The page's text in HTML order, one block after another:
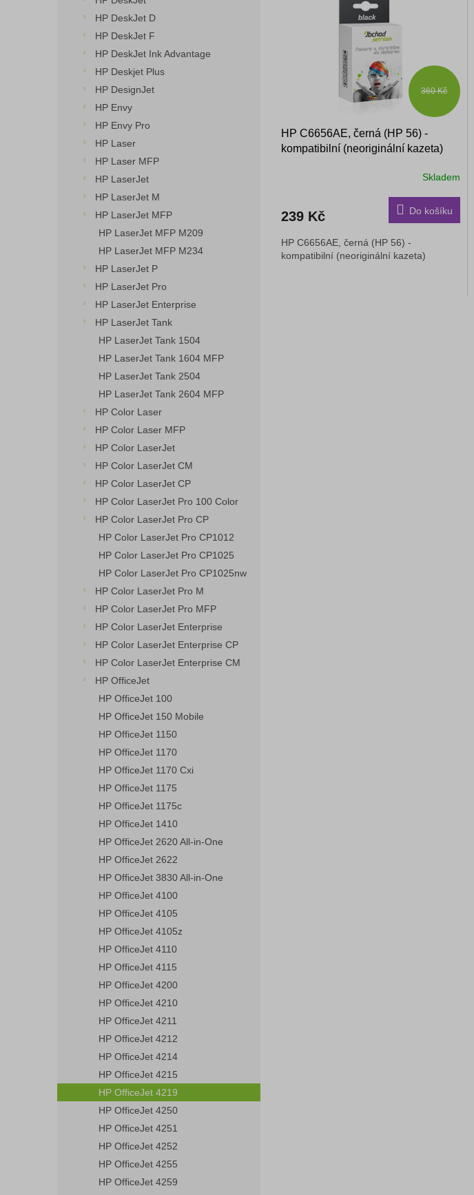
HP DeskJet D
HP DeskJet F
HP DeskJet Ink Advantage
HP Deskjet Plus
HP DesignJet
HP Envy
HP Envy Pro
HP Laser
HP Laser MFP
HP LaserJet
HP LaserJet M
HP LaserJet MFP
HP LaserJet MFP M209
HP LaserJet MFP M234
HP LaserJet P
HP LaserJet Pro
HP LaserJet Enterprise
HP LaserJet Tank
HP LaserJet Tank 1504
HP LaserJet Tank 1604 MFP
HP LaserJet Tank 2504
HP LaserJet Tank 2604 MFP
HP Color Laser
HP Color Laser MFP
HP Color LaserJet
HP Color LaserJet CM
HP Color LaserJet CP
HP Color LaserJet Pro 100 Color
HP Color LaserJet Pro CP
HP Color LaserJet Pro CP1012
HP Color LaserJet Pro CP1025
HP Color LaserJet Pro CP1025nw
HP Color LaserJet Pro M
HP Color LaserJet Pro MFP
HP Color LaserJet Enterprise
HP Color LaserJet Enterprise CP
HP Color LaserJet Enterprise CM
HP OfficeJet
HP OfficeJet 100
HP OfficeJet 150 Mobile
HP OfficeJet 1150
HP OfficeJet 1170
HP OfficeJet 1170 Cxi
HP OfficeJet 1175
HP OfficeJet 1175c
HP OfficeJet 1410
HP OfficeJet 2620 All-in-One
HP OfficeJet 2622
HP OfficeJet 3830 All-in-One
HP OfficeJet 4100
HP OfficeJet 4105
HP OfficeJet 4105z
HP OfficeJet 4110
HP OfficeJet 4115
HP OfficeJet 4200
HP OfficeJet 4210
HP OfficeJet 4211
HP OfficeJet 4212
HP OfficeJet 4214
HP OfficeJet 4215
HP OfficeJet 4219
HP OfficeJet 4250
HP OfficeJet 4251
HP OfficeJet 4252
HP OfficeJet 4255
HP OfficeJet 4259
360 Kč
HP C6656AE, černá (HP 56) -
kompatibilní (neoriginální kazeta)
Skladem
239 Kč Do košíku
HP C6656AE, černá (HP 56) -
kompatibilní (neoriginální kazeta)